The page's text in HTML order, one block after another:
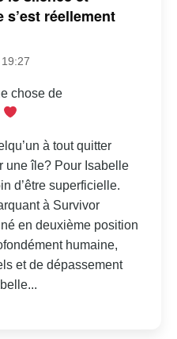
réellement
chose de
à tout quitter
une île? Pour Isabelle
d’être superficielle.
à Survivor
en deuxième position
humaine,
et de dépassement